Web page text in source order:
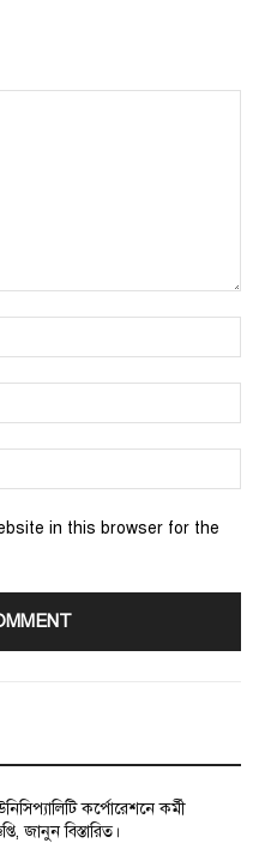
in this browser for the
কর্পোরেশনে কর্মী
জানুন বিস্তারিত।